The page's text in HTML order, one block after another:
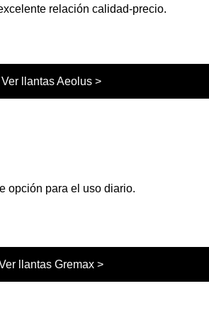
relación calidad-precio.
Ver llantas Aeolus >
opción para el uso diario.
llantas Gremax >